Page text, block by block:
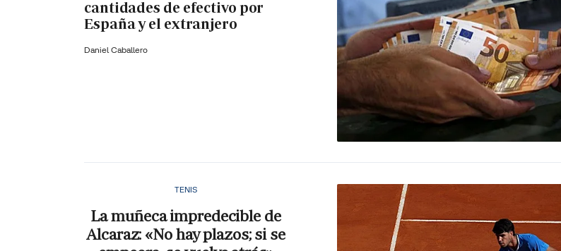
cantidades de efectivo por
España y el extranjero
Daniel Caballero
TENIS
La muñeca impredecible de
Alcaraz: «No hay plazos; si se